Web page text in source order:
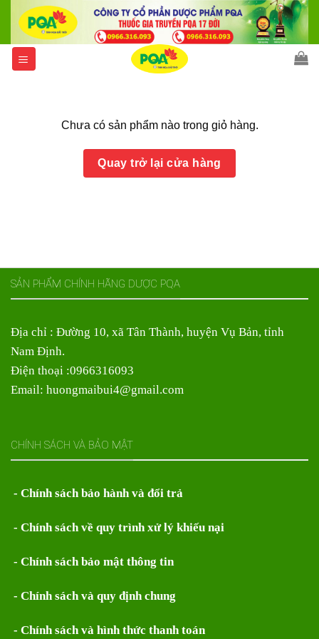
content
Chưa có sản phẩm nào trong giỏ hàng.
Quay trở lại cửa hàng
SẢN PHẨM CHÍNH HÃNG DƯỢC PQA
Địa chỉ : Đường 10, xã Tân Thành, huyện Vụ Bản, tỉnh
Nam Định.
Điện thoại :0966316093
Email: huongmaibui4@gmail.com
CHÍNH SÁCH VÀ BẢO MẬT
- Chính sách bảo hành và đổi trả
- Chính sách về quy trình xử lý khiếu nại
- Chính sách bảo mật thông tin
- Chính sách và quy định chung
- Chính sách và hình thức thanh toán